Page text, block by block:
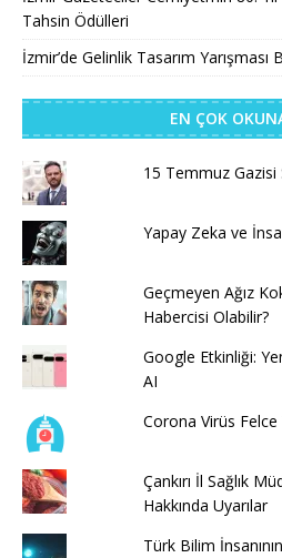
Tahsin Ödülleri
İzmir’de Gelinlik Tasarım Yarışması
EN ÇOK
15 Temmuz Gazisi
Yapay Zeka ve
Geçmeyen Ağız
Habercisi Olabilir?
Google Etkinliği:
AI
Corona Virüs
Çankırı İl Sağlık
Hakkında Uyarılar
Türk Bilim